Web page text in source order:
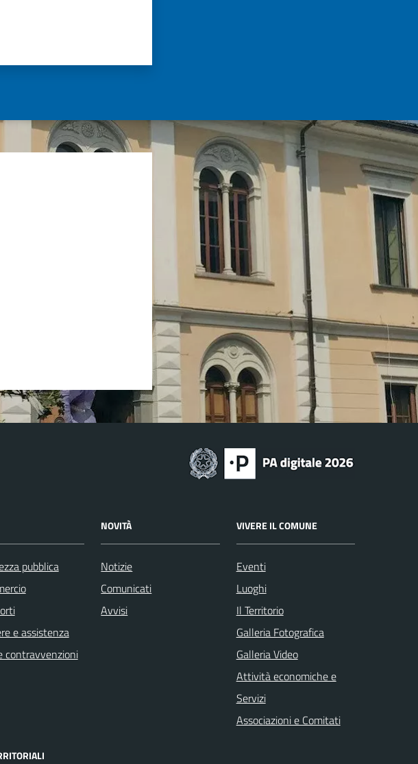
pubblica
e assistenza
contravvenzioni
NOVITÀ
Notizie
Comunicati
Avvisi
VIVERE IL COMUNE
Eventi
Luoghi
Il Territorio
Galleria Fotografica
Galleria Video
Attività economiche e
Servizi
Associazioni e Comitati